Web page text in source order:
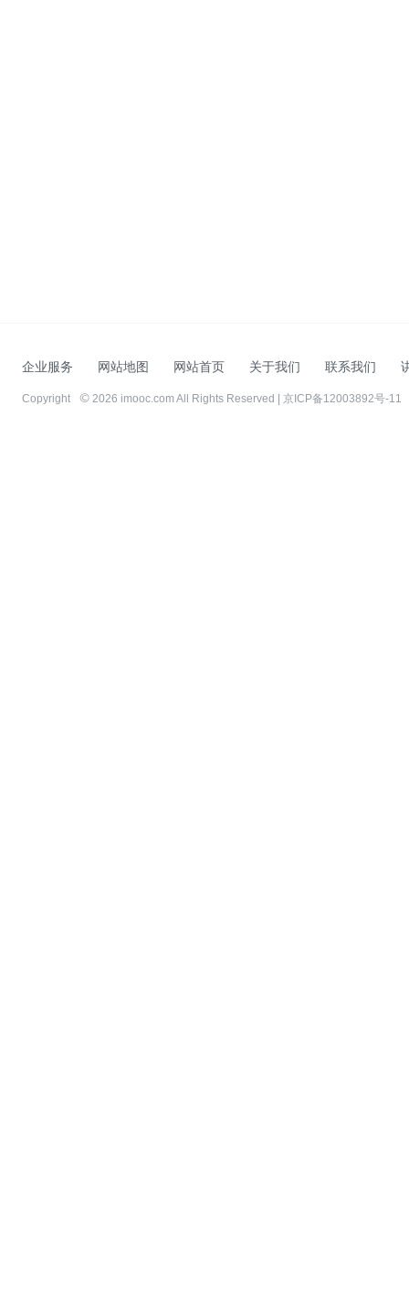
企业服务 网站地图 网站首页 关于我们 联系我们
Copyright 2026 imooc.com All Rights Reserved | 京ICP备12003892号-11